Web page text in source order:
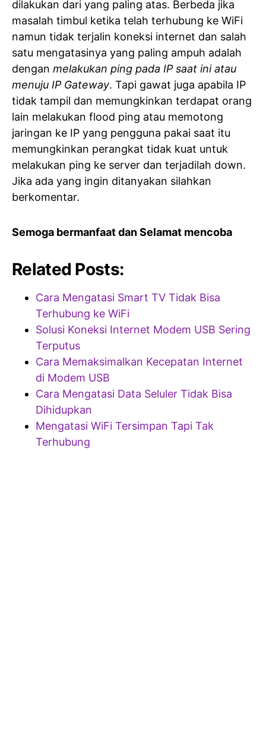
dilakukan dari yang paling atas. Berbeda jika
masalah timbul ketika telah terhubung ke WiFi
namun tidak terjalin koneksi internet dan salah
satu mengatasinya yang paling ampuh adalah
dengan melakukan ping pada IP saat ini atau
menuju IP Gateway. Tapi gawat juga apabila IP
tidak tampil dan memungkinkan terdapat orang
lain melakukan flood ping atau memotong
jaringan ke IP yang pengguna pakai saat itu
memungkinkan perangkat tidak kuat untuk
melakukan ping ke server dan terjadilah down.
Jika ada yang ingin ditanyakan silahkan
berkomentar.
Semoga bermanfaat dan Selamat mencoba
Related Posts:
Cara Mengatasi Smart TV Tidak Bisa
Terhubung ke WiFi
Solusi Koneksi Internet Modem USB Sering
Terputus
Cara Memaksimalkan Kecepatan Internet
di Modem USB
Cara Mengatasi Data Seluler Tidak Bisa
Dihidupkan
Mengatasi WiFi Tersimpan Tapi Tak
Terhubung